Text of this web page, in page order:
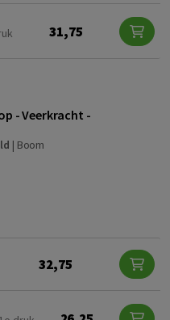
31,75
- Veerkracht -
| Boom
32,75